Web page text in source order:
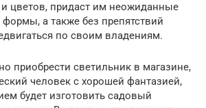
и цветов, придаст им неожиданные
а также без препятствий
по своим владениям.
приобрести светильник в магазине,
человек с хорошей фантазией,
будет изготовить садовый